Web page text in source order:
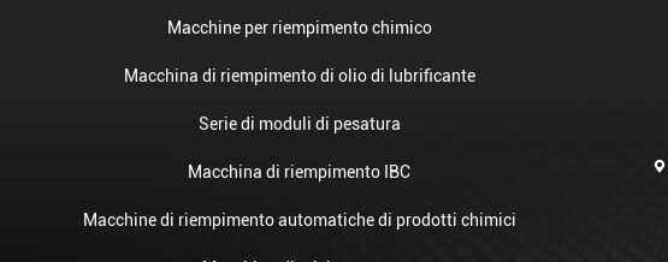
Macchine per riempimento chimico
Macchina di riempimento di olio di lubrificante
Serie di moduli di pesatura
Macchina di riempimento IBC
Macchine di riempimento automatiche di prodotti chimici